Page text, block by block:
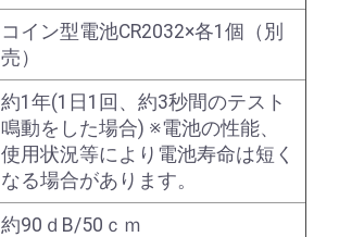
コイン型電池CR2032×各1個（別
売）
約1年(1日1回、約3秒間のテスト
鳴動をした場合) ※電池の性能、
使用状況等により電池寿命は短く
なる場合があります。
約90ｄB/50ｃｍ